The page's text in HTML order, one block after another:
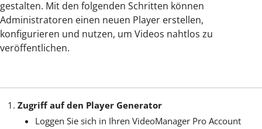
gestalten. Mit den folgenden Schritten können
Administratoren einen neuen Player erstellen,
konfigurieren und nutzen, um Videos nahtlos zu
veröffentlichen.
Zugriff auf den Player Generator
Loggen Sie sich in Ihren VideoManager Pro Account